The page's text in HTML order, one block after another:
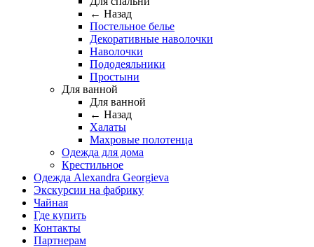
← Назад
Постельное белье
Декоративные наволочки
Наволочки
Пододеяльники
Простыни
Для ванной
Для ванной
← Назад
Халаты
Махровые полотенца
Одежда для дома
Крестильное
Одежда Alexandra Georgieva
Экскурсии на фабрику
Чайная
Где купить
Контакты
Партнерам